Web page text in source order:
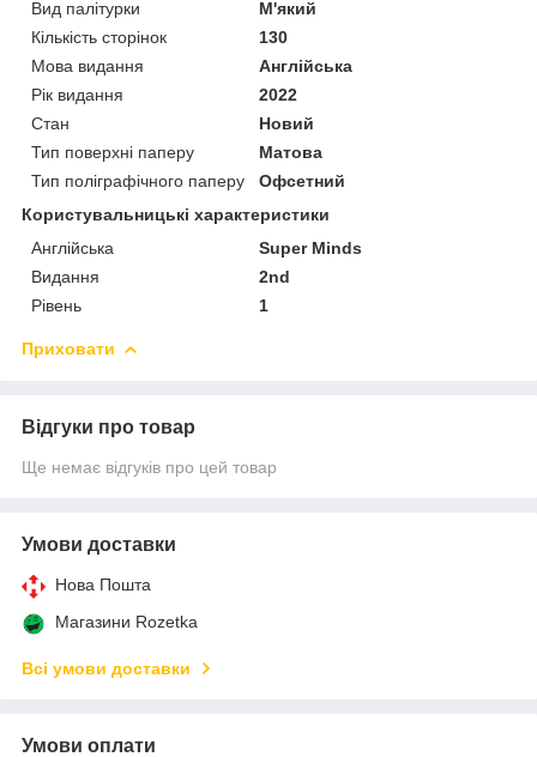
Вид палітурки
М'який
Кількість сторінок
130
Мова видання
Англійська
Рік видання
2022
Стан
Новий
Тип поверхні паперу
Матова
Тип поліграфічного паперу
Офсетний
Користувальницькі характеристики
Англійська
Super Minds
Видання
2nd
Рівень
1
Приховати
Відгуки про товар
Ще немає відгуків про цей товар
Умови доставки
Нова Пошта
Магазини Rozetka
Всі умови доставки
Умови оплати